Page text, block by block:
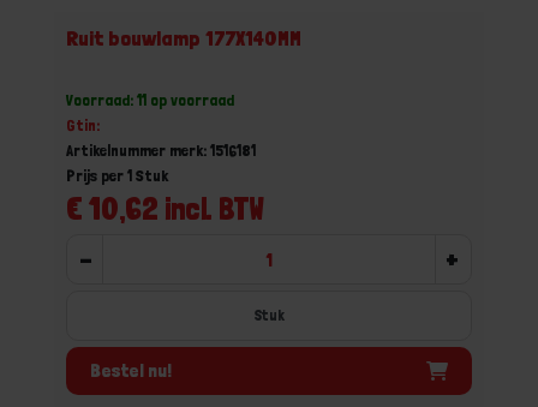
Ruit bouwlamp 177X140MM
Voorraad: 11 op voorraad
Gtin:
Artikelnummer merk: 1516181
€ 10,62 incl. BTW
Prijs per 1 Stuk
- +
Stuk
Bestel nu!